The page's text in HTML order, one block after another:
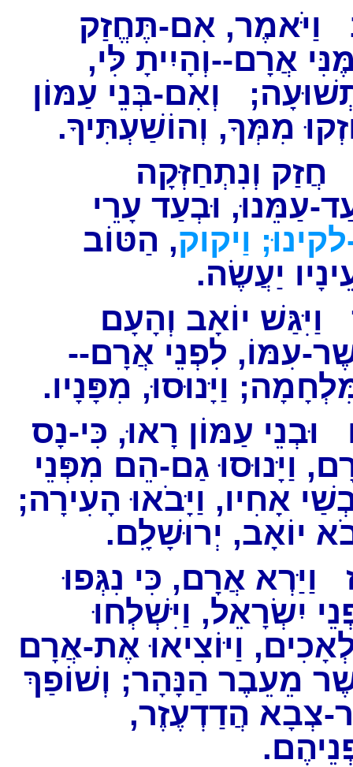
וַיֹּאמֶר, אִם-תֶּחֱזַק
אֲרָם--וְהָיִיתָ לִּי,
וְאִם-בְּנֵי עַמּוֹן
מִמְּךָ, וְהוֹשַׁעְתִּיךָ.
וְנִתְחַזְּקָה
עַמֵּנוּ, וּבְעַד עָרֵי
וַיקוק, הַטּוֹב
יַעֲשֶׂה.
וַיִּגַּשׁ יוֹאָב וְהָעָם
עִמּוֹ, לִפְנֵי אֲרָם--
וַיָּנוּסוּ, מִפָּנָיו.
וּבְנֵי עַמּוֹן רָאוּ, כִּי-נָס
וַיָּנוּסוּ גַם-הֵם מִפְּנֵי
אָחִיו, וַיָּבֹאוּ הָעִירָה;
יוֹאָב, יְרוּשָׁלִָם.
וַיַּרְא אֲרָם, כִּי נִגְּפוּ
יִשְׂרָאֵל, וַיִּשְׁלְחוּ
וַיּוֹצִיאוּ אֶת-אֲרָם
מֵעֵבֶר הַנָּהָר; וְשׁוֹפַךְ
צְבָא הֲדַדְעֶזֶר,